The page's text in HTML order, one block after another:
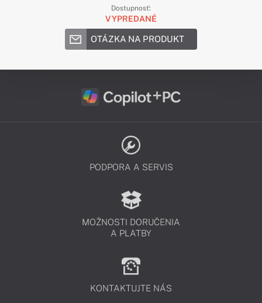
Dostupnosť:
VYPREDANÉ
OTÁZKA NA PRODUKT
PODPORA A SERVIS
MOŽNOSTI DORUČENIA
A PLATBY
KONTAKTUJTE NÁS